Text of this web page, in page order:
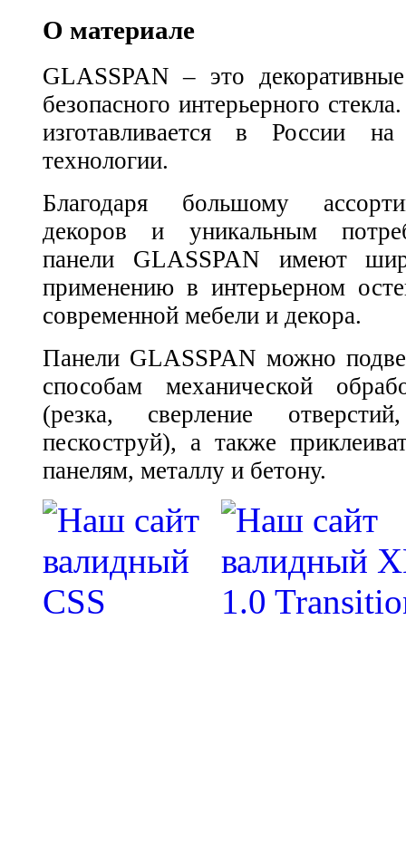
О материале
GLASSPAN – это
безопасного интерьерного
изготавливается в России
технологии.
Благодаря большому
декоров и уникальным
панели GLASSPAN имеют
применению в интерьерном
современной мебели и декора.
Панели GLASSPAN можно
способам механической
(резка, сверление
пескоструй), а также
панелям, металлу и бетону.